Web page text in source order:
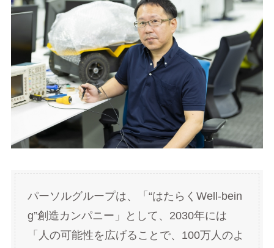
パーソルグループは、「“はたらくWell-bein
g”創造カンパニー」として、2030年には
「人の可能性を広げることで、100万人のよ